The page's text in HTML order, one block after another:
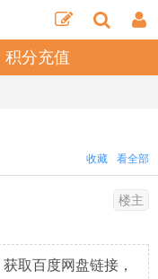
积分充值
看全部
收藏
楼主
获取百度网盘链接，